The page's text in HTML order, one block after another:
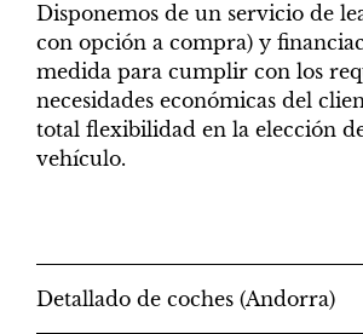
Disponemos de un servicio de
con opción a compra) y
medida para cumplir con los
necesidades económicas del
total flexibilidad en la elección
vehículo.
Detallado de coches (Andorra)